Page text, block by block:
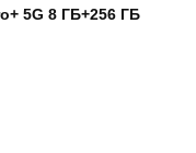
5G 8 ГБ+256 ГБ